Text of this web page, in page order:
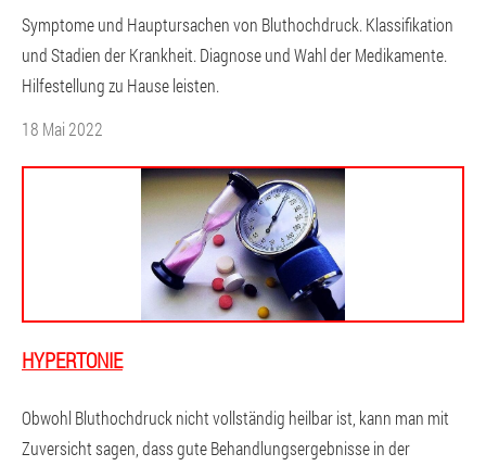
Symptome und Hauptursachen von Bluthochdruck. Klassifikation
und Stadien der Krankheit. Diagnose und Wahl der Medikamente.
Hilfestellung zu Hause leisten.
18 Mai 2022
HYPERTONIE
Obwohl Bluthochdruck nicht vollständig heilbar ist, kann man mit
Zuversicht sagen, dass gute Behandlungsergebnisse in der